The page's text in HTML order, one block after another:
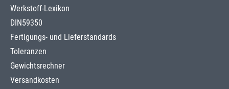
Werkstoff-Lexikon
DIN59350
Fertigungs- und Lieferstandards
Toleranzen
Gewichtsrechner
Versandkosten